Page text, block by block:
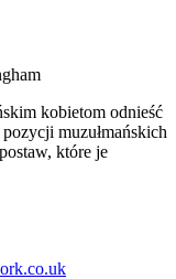
kobietom odnieść
muzułmańskich
które je